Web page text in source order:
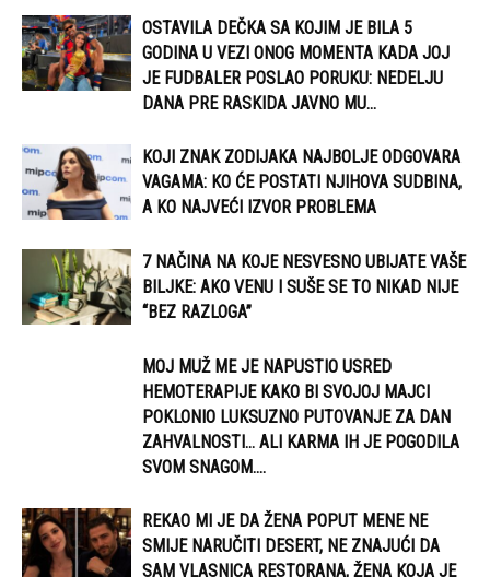
OSTAVILA DEČKA SA KOJIM JE BILA 5
GODINA U VEZI ONOG MOMENTA KADA JOJ
JE FUDBALER POSLAO PORUKU: NEDELJU
DANA PRE RASKIDA JAVNO MU...
KOJI ZNAK ZODIJAKA NAJBOLJE ODGOVARA
VAGAMA: KO ĆE POSTATI NJIHOVA SUDBINA,
A KO NAJVEĆI IZVOR PROBLEMA
7 NAČINA NA KOJE NESVESNO UBIJATE VAŠE
BILJKE: AKO VENU I SUŠE SE TO NIKAD NIJE
“BEZ RAZLOGA”
MOJ MUŽ ME JE NAPUSTIO USRED
HEMOTERAPIJE KAKO BI SVOJOJ MAJCI
POKLONIO LUKSUZNO PUTOVANJE ZA DAN
ZAHVALNOSTI… ALI KARMA IH JE POGODILA
SVOM SNAGOM....
REKAO MI JE DA ŽENA POPUT MENE NE
SMIJE NARUČITI DESERT, NE ZNAJUĆI DA
SAM VLASNICA RESTORANA, ŽENA KOJA JE